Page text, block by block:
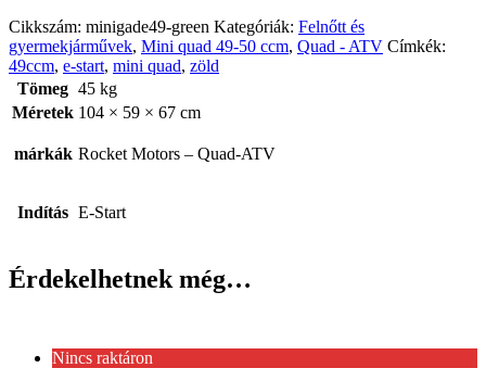
Cikkszám: minigade49-green Kategóriák: Felnőtt és
gyermekjárművek, Mini quad 49-50 ccm, Quad - ATV Címkék:
49ccm, e-start, mini quad, zöld
Tömeg 45 kg
Méretek 104 × 59 × 67 cm
márkák Rocket Motors – Quad-ATV
Indítás E-Start
Érdekelhetnek még…
Nincs raktáron